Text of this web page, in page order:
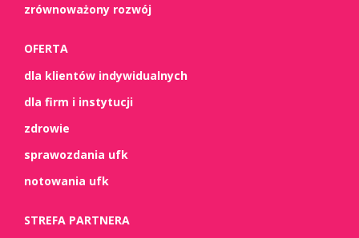
zrównoważony rozwój
OFERTA
dla klientów indywidualnych
dla firm i instytucji
zdrowie
sprawozdania ufk
notowania ufk
STREFA PARTNERA